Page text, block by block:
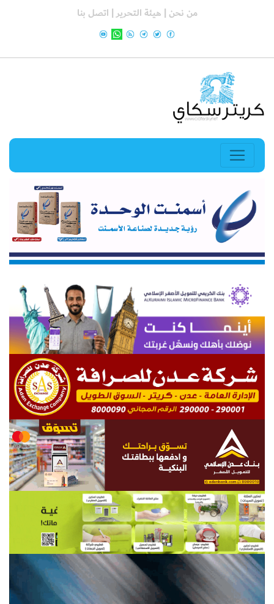
من نحن | هيئة التحرير | اتصل بنا